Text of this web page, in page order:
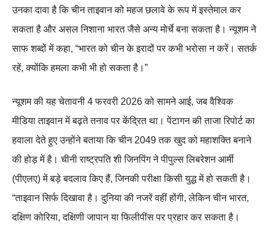
उनका दावा है कि चीन ताइवान को महज छलावे के रूप में इस्तेमाल कर
सकता है और असल निशाना भारत जैसे अन्य मोर्चे बना सकता है। न्यूशम ने
साफ शब्दों में कहा, “भारत को चीन के इरादों पर कभी भरोसा न करें। सतर्क
रहें, क्योंकि हमला कभी भी हो सकता है।”
न्यूशम की यह चेतावनी 4 फरवरी 2026 को सामने आई, जब वैश्विक
मीडिया ताइवान में बढ़ते तनाव पर केंद्रित था। पेंटागन की ताजा रिपोर्ट का
हवाला देते हुए उन्होंने बताया कि चीन 2049 तक खुद को महाशक्ति बनाने
की होड़ में है। चीनी राष्ट्रपति शी जिनपिंग ने पीपुल्स लिबरेशन आर्मी
(पीएलए) में बड़े बदलाव किए हैं, जिनकी परीक्षा किसी युद्ध में हो सकती है।
“ताइवान सिर्फ दिखावा है। दुनिया की नजरें वहीं होंगी, लेकिन चीन भारत,
दक्षिण कोरिया, दक्षिणी जापान या फिलीपींस पर प्रहार कर सकता है।